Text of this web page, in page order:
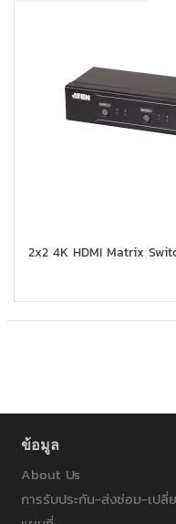
2x2 4K HDMI Matrix
ข้อมูล
About Us
การรับประกัน-ส่งซ่อม-เปลี่